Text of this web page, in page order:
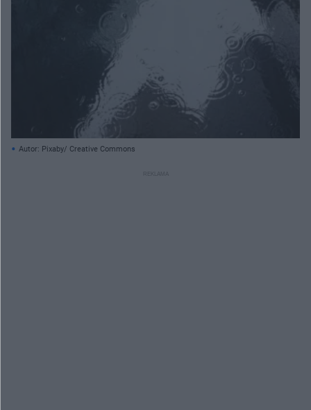
Autor: Pixaby/ Creative Commons